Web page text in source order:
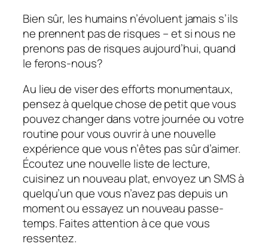
Bien sûr, les humains n’évoluent jamais s’ils
ne prennent pas de risques – et si nous ne
prenons pas de risques aujourd’hui, quand
le ferons-nous?
Au lieu de viser des efforts monumentaux,
pensez à quelque chose de petit que vous
pouvez changer dans votre journée ou votre
routine pour vous ouvrir à une nouvelle
expérience que vous n’êtes pas sûr d’aimer.
Écoutez une nouvelle liste de lecture,
cuisinez un nouveau plat, envoyez un SMS à
quelqu’un que vous n’avez pas depuis un
moment ou essayez un nouveau passe-
temps. Faites attention à ce que vous
ressentez.